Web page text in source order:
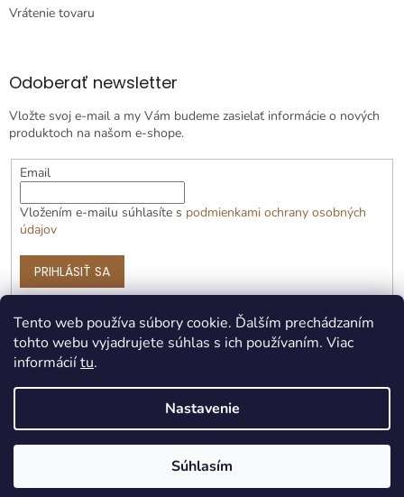
Tento web používa súbory cookie. Ďalším prechádzaním
tohto webu vyjadrujete súhlas s ich používaním. Viac
informáciítu.
Nastavenie
Súhlasím
Vrátenie tovaru
Odoberať newsletter
Vložte svoj e-mail a my Vám budeme zasielať informácie o nových
produktoch na našom e-shope.
Email
Vložením e-mailu súhlasíte s podmienkami ochrany osobných
údajov
PRIHLÁSIŤ SA
Vytvoril Shoptet Premium
Čotožere.sk. Všetky práva vyhradené.